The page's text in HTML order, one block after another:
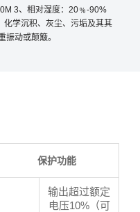
3、相对湿度：20﹪-90%
化学沉积、灰尘、污垢及其其
振动或颠簸。
保护功能
输出超过额定
电压10%（可